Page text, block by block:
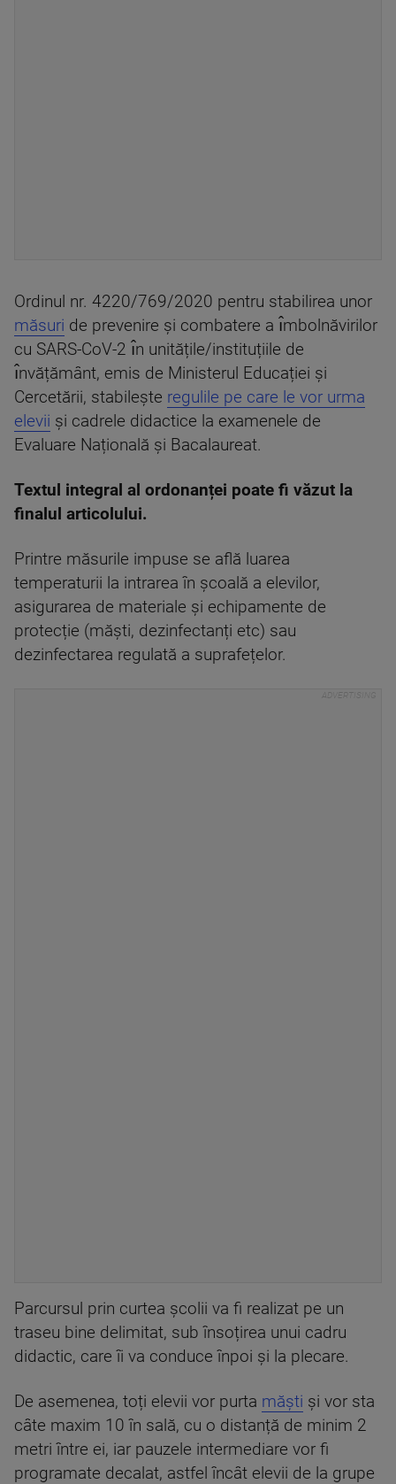
Ordinul nr. 4220/769/2020 pentru stabilirea unor
măsuri de prevenire și combatere a ı̂mbolnăvirilor
cu SARS-CoV-2 ı̂n unitățile/instituțiile de
ı̂nvățământ, emis de Ministerul Educației și
Cercetării, stabilește regulile pe care le vor urma
elevii și cadrele didactice la examenele de
Evaluare Națională și Bacalaureat.
Textul integral al ordonanței poate fi văzut la
finalul articolului.
Printre măsurile impuse se află luarea
temperaturii la intrarea în școală a elevilor,
asigurarea de materiale și echipamente de
protecție (măști, dezinfectanți etc) sau
dezinfectarea regulată a suprafețelor.
Parcursul prin curtea școlii va fi realizat pe un
traseu bine delimitat, sub însoțirea unui cadru
didactic, care îi va conduce înpoi și la plecare.
De asemenea, toți elevii vor purta măști și vor sta
câte maxim 10 în sală, cu o distanță de minim 2
metri între ei, iar pauzele intermediare vor fi
programate decalat, astfel încât elevii de la grupe